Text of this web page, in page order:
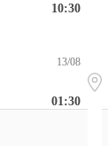
10:30
01:30
13/08